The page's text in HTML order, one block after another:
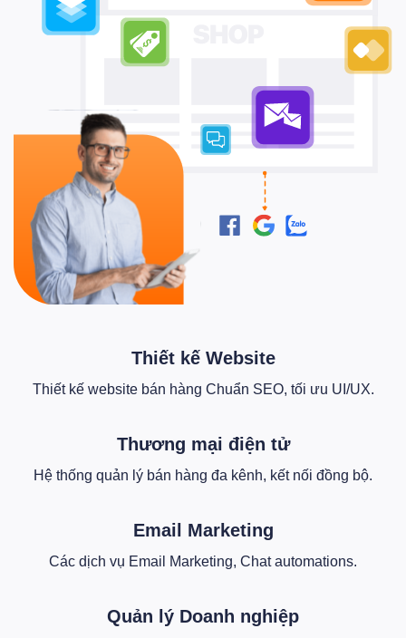
Thiết kế Website
Thiết kế website bán hàng Chuẩn SEO, tối ưu UI/UX.
Thương mại điện tử
Hệ thống quản lý bán hàng đa kênh, kết nối đồng bộ.
Email Marketing
Các dịch vụ Email Marketing, Chat automations.
Quản lý Doanh nghiệp